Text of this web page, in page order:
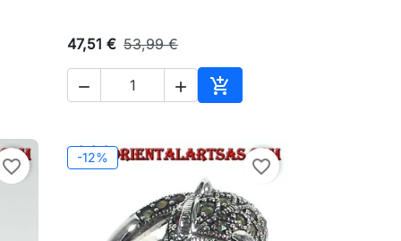
al carrello
47,51 € 53,99 €
  
Aggiungi al carrello
favorite_border -12% favorite_border